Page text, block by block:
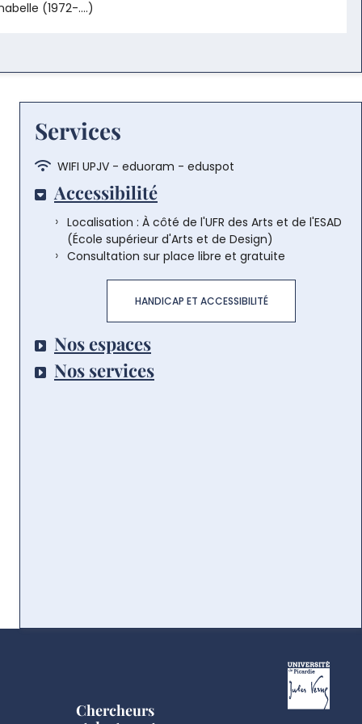
(1972-....)
Services
Wi-
WIFI UPJV - eduoram - eduspot
Accessibilité
Localisation : À côté de l'UFR des Arts et de l'ESAD
(École supérieur d'Arts et de Design)
Consultation sur place libre et gratuite
HANDICAP ET ACCESSIBILITÉ
Nos espaces
Nos services
Chercheurs